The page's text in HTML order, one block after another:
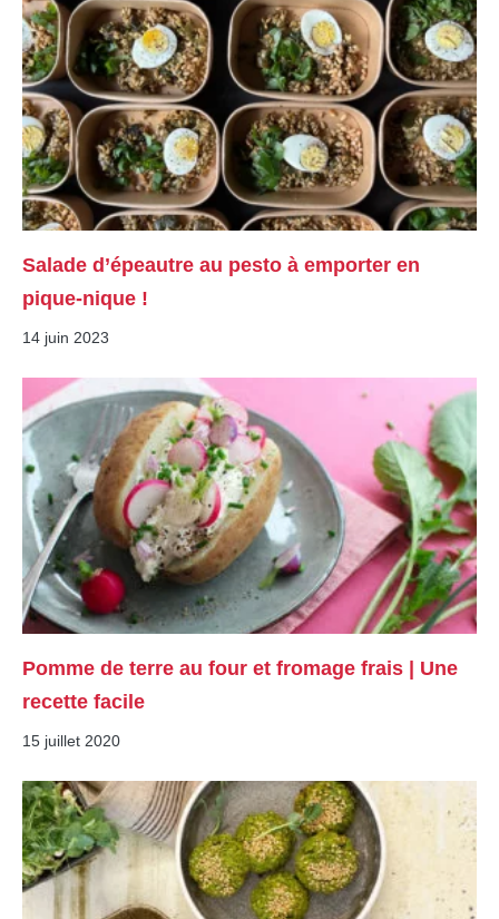
Salade d’épeautre au pesto à emporter en
pique-nique !
14 juin 2023
Pomme de terre au four et fromage frais | Une
recette facile
15 juillet 2020